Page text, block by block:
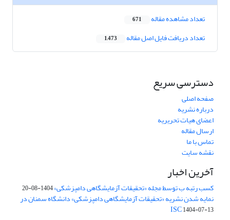
تعداد مشاهده مقاله 671
تعداد دریافت فایل اصل مقاله 1,473
دسترسی سریع
صفحه اصلی
درباره نشریه
اعضای هیات تحریریه
ارسال مقاله
تماس با ما
نقشه سایت
آخرین اخبار
کسب رتبه ب توسط مجله «تحقیقات آزمایشگاهی دامپزشکی»1404-08-20
نمایه شدن نشریه «تحقیقات آزمایشگاهی دامپزشکی» دانشگاه سمنان در
ISC1404-07-13